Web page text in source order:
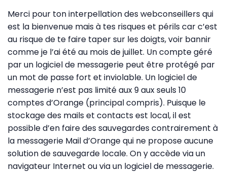
Merci pour ton interpellation des webconseillers qui
est la bienvenue mais à tes risques et périls car c’est
au risque de te faire taper sur les doigts, voir bannir
comme je l’ai été au mois de juillet. Un compte géré
par un logiciel de messagerie peut être protégé par
un mot de passe fort et inviolable. Un logiciel de
messagerie n’est pas limité aux 9 aux seuls 10
comptes d’Orange (principal compris). Puisque le
stockage des mails et contacts est local, il est
possible d’en faire des sauvegardes contrairement à
la messagerie Mail d’Orange qui ne propose aucune
solution de sauvegarde locale. On y accède via un
navigateur Internet ou via un logiciel de messagerie.